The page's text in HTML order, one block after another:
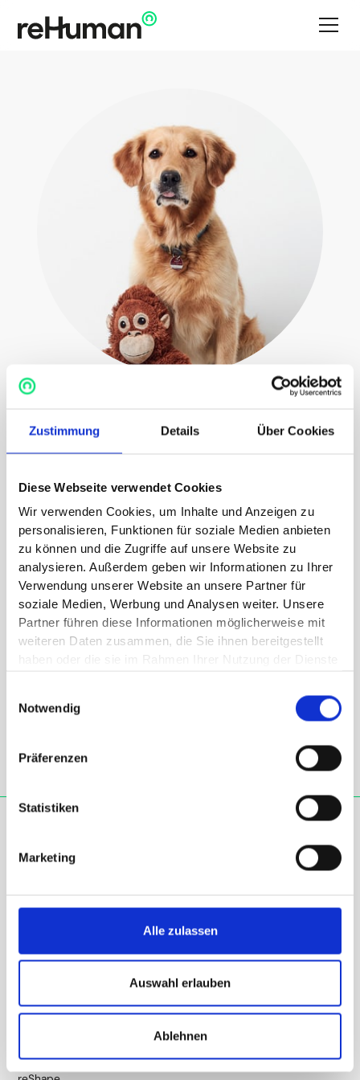
Zustimmung Details Über Cookies
Diese Webseite verwendet Cookies
Wir verwenden Cookies, um Inhalte und Anzeigen zu
personalisieren, Funktionen für soziale Medien anbieten
zu können und die Zugriffe auf unsere Website zu
analysieren. Außerdem geben wir Informationen zu Ihrer
Verwendung unserer Website an unsere Partner für
soziale Medien, Werbung und Analysen weiter. Unsere
Partner führen diese Informationen möglicherweise mit
weiteren Daten zusammen, die Sie ihnen bereitgestellt
haben oder die sie im Rahmen Ihrer Nutzung der Dienste
Notwendig
Präferenzen
Statistiken
Marketing
Alle zulassen
Auswahl erlauben
Ablehnen
Billa
Therapy Goldie
and opening their hearts for almost 7 years. She
is the funniest and best Golden Retriever in the
world. At reHuman she provides an extra portion
of fun and letting go whenever necessary.
Expertise
Language also creates reality. We are aware of this. Equality,
Nevertheless, after careful consideration, we have decided
against "gendern" in German on this website. We therefore ask
masculine in exceptional cases for the sake of readability.
Our services